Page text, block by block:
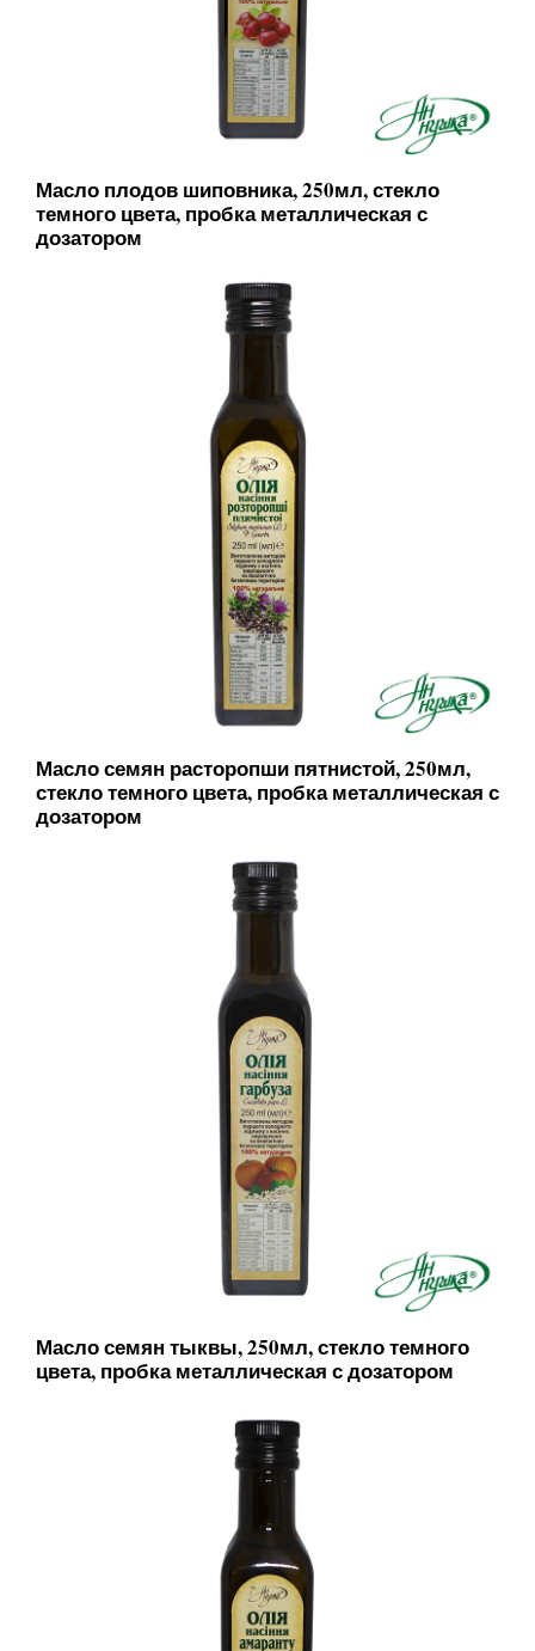
Масло плодов шиповника, 250мл, стекло
темного цвета, пробка металлическая с
дозатором
Масло семян расторопши пятнистой, 250мл,
стекло темного цвета, пробка металлическая с
дозатором
Масло семян тыквы, 250мл, стекло темного
цвета, пробка металлическая с дозатором